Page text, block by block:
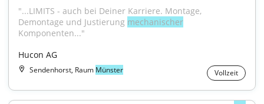
"...LIMITS - auch bei Deiner Karriere. Montage,
Demontage und Justierung mechanischer
Komponenten..."
Hucon AG
Sendenhorst, Raum Münster Vollzeit